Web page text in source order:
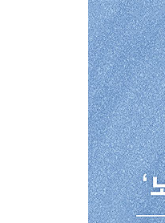
2장 희미한 빛
피비 스노와
무궁무진한
〈존 애덤스
1849년 골드
‘명백한 운명’
역마차와 먼
대각성 운동
눈물의 길과